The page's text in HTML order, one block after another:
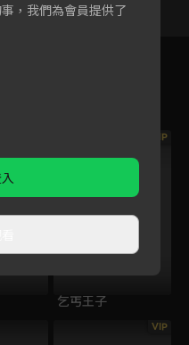
VIP
乞丐王子
VIP
，我們為會員提供了